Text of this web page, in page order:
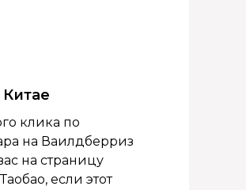
клика по
на Ваилдберриз
на страницу
если этот